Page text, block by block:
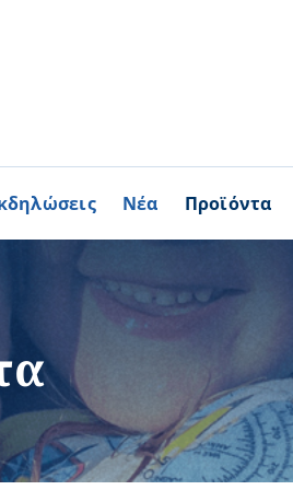
Συμμαχία Σπάνιων Παθήσεων
Συντονιστικό Συμβούλιο
Συνδέσμων Ασθενών Κύπρου
Ελλάδος
ΓΙΝΟΜΑΙ
ΕΘΕΛΟΝΤΗΣ
Περισσότερα
Νέα Προϊόντα